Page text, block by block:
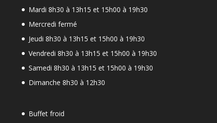
Mardi 8h30 à 13h15 et 15h00 à 19h30
Mercredi fermé
Jeudi 8h30 à 13h15 et 15h00 à 19h30
Vendredi 8h30 à 13h15 et 15h00 à 19h30
Samedi 8h30 à 13h15 et 15h00 à 19h30
Dimanche 8h30 à 12h30
Buffet froid